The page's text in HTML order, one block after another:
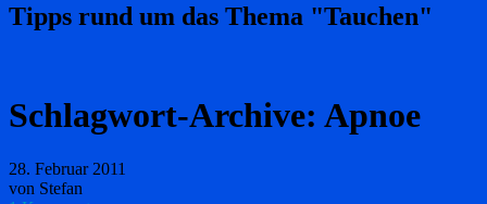
Tipps rund um das Thema "Tauchen"
Schlagwort-Archive: Apnoe
28. Februar 2011
von Stefan